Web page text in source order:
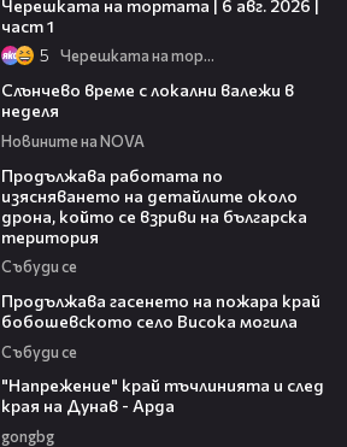
Черешката на тортата | 6 авг. 2026 |
част 1
5 Черешката на тортата
Слънчево време с локални валежи в
неделя
Новините на NOVA
Продължава работата по
изясняването на детайлите около
дрона, който се взриви на българска
територия
Събуди се
Продължава гасенето на пожара край
бобошевското село Висока могила
Събуди се
"Напрежение" край тъчлинията и след
края на Дунав - Арда
gongbg